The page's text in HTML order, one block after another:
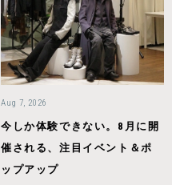
Aug 7, 2026
今しか体験できない。8月に開
催される、注目イベント＆ポ
ップアップ